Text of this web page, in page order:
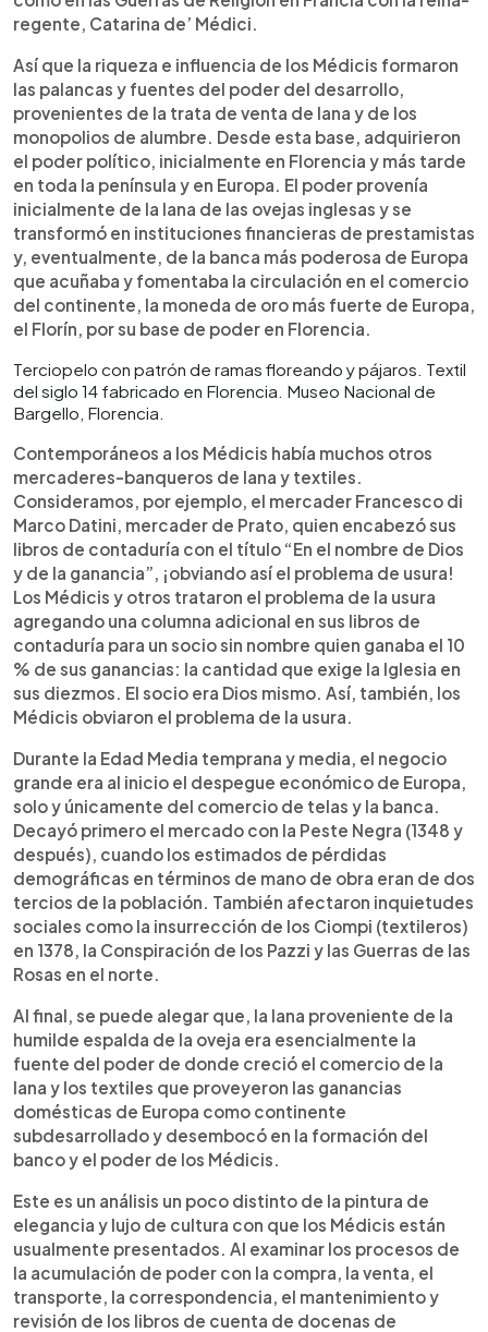
regente, Catarina de’ Médici.
Así que la riqueza e influencia de los Médicis formaron
las palancas y fuentes del poder del desarrollo,
provenientes de la trata de venta de lana y de los
monopolios de alumbre. Desde esta base, adquirieron
el poder político, inicialmente en Florencia y más tarde
en toda la península y en Europa. El poder provenía
inicialmente de la lana de las ovejas inglesas y se
transformó en instituciones financieras de prestamistas
y, eventualmente, de la banca más poderosa de Europa
que acuñaba y fomentaba la circulación en el comercio
del continente, la moneda de oro más fuerte de Europa,
el Florín, por su base de poder en Florencia.
Terciopelo con patrón de ramas floreando y pájaros. Textil
del siglo 14 fabricado en Florencia. Museo Nacional de
Bargello, Florencia.
Contemporáneos a los Médicis había muchos otros
mercaderes-banqueros de lana y textiles.
Consideramos, por ejemplo, el mercader Francesco di
Marco Datini, mercader de Prato, quien encabezó sus
libros de contaduría con el título “En el nombre de Dios
y de la ganancia”, ¡obviando así el problema de usura!
Los Médicis y otros trataron el problema de la usura
agregando una columna adicional en sus libros de
contaduría para un socio sin nombre quien ganaba el 10
% de sus ganancias: la cantidad que exige la Iglesia en
sus diezmos. El socio era Dios mismo. Así, también, los
Médicis obviaron el problema de la usura.
Durante la Edad Media temprana y media, el negocio
grande era al inicio el despegue económico de Europa,
solo y únicamente del comercio de telas y la banca.
Decayó primero el mercado con la Peste Negra (1348 y
después), cuando los estimados de pérdidas
demográficas en términos de mano de obra eran de dos
tercios de la población. También afectaron inquietudes
sociales como la insurrección de los Ciompi (textileros)
en 1378, la Conspiración de los Pazzi y las Guerras de las
Rosas en el norte.
Al final, se puede alegar que, la lana proveniente de la
humilde espalda de la oveja era esencialmente la
fuente del poder de donde creció el comercio de la
lana y los textiles que proveyeron las ganancias
domésticas de Europa como continente
subdesarrollado y desembocó en la formación del
banco y el poder de los Médicis.
Este es un análisis un poco distinto de la pintura de
elegancia y lujo de cultura con que los Médicis están
usualmente presentados. Al examinar los procesos de
la acumulación de poder con la compra, la venta, el
transporte, la correspondencia, el mantenimiento y
revisión de los libros de cuenta de docenas de